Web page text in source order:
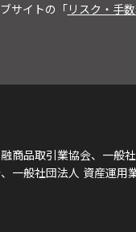
サイトの「リスク・手
商品取引業協会、一般
一般社団法人 資産運用